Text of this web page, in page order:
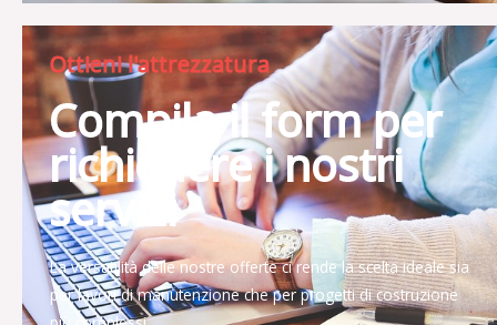
Ottieni l'attrezzatura
Compila il form per
richiedere i nostri
servizi
La versatilità delle nostre offerte ci rende la scelta ideale sia
per lavori di manutenzione che per progetti di costruzione